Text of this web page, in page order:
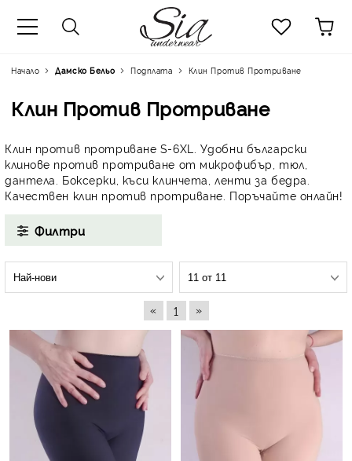
Начало Дамско Бельо Подплата Клин Против Протриване
Клин Против Протриване
Клин против протриване S-6XL. Удобни български
клинове против протриване от микрофибър, тюл,
дантела. Боксерки, къси клинчета, ленти за бедра.
Качествен клин против протриване. Поръчайте онлайн!
Филтри
« 1 »